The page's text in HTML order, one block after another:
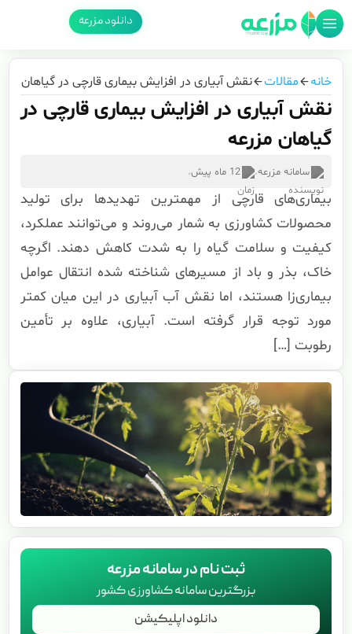
دانلود مزرعه
خانه مقالات نقش آبیاری در افزایش بیماری قارچی در گیاهان
نقش آبیاری در افزایش بیماری قارچی در
گیاهان مزرعه
سامانه مزرعه. 12 ماه پیش .
بیماری‌های قارچی از مهمترین تهدیدها برای تولید
محصولات کشاورزی به شمار می‌روند و می‌توانند عملکرد،
کیفیت و سلامت گیاه را به شدت کاهش دهند. اگرچه
خاک، بذر و باد از مسیرهای شناخته شده انتقال عوامل
بیماری‌زا هستند، اما نقش آب آبیاری در این میان کمتر
مورد توجه قرار گرفته است. آبیاری، علاوه بر تأمین
رطوبت […]
ثبت نام در سامانه مزرعه
بزرگترین سامانه کشاورزی کشور
دانلود اپلیکیشن